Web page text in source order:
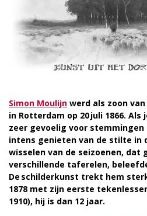
Simon Moulijn werd als zoon
in Rotterdam op 20 juli 1866.
zeer gevoelig voor
intens genieten van de stilte in
wisselen van de seizoenen, dat
verschillende taferelen,
De schilderkunst trekt hem
1878 met zijn eerste
1910), hij is dan 12 jaar.